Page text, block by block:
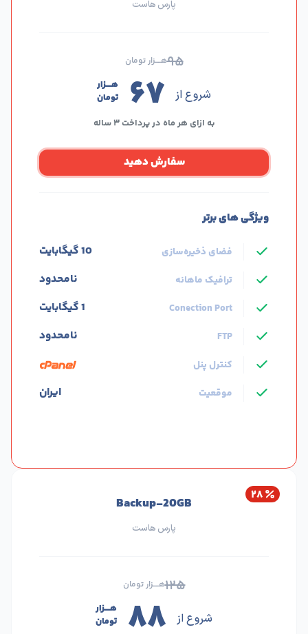
پارس هاست
۹۵هــــزار تومان
شروع از ۶۷
هــــزار
تومان
به ازای هر ماه در پرداخت ۳ ساله
سفارش دهید
ویژگی های برتر
فضای ذخیره‌سازی 10 گیگابایت
ترافیک ماهانه نامحدود
Conection Port 1 گیگابایت
FTP نامحدود
کنترل پنل
موقعیت
ایران
۲۸ Backup-20GB
پارس هاست
۱۲۵هــــزار تومان
شروع از ۸۸
هــــزار
تومان